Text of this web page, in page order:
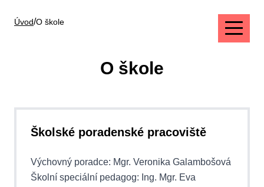
Úvod/O škole
O škole
Školské poradenské pracoviště
Výchovný poradce: Mgr. Veronika Galambošová
Školní speciální pedagog: Ing. Mgr. Eva